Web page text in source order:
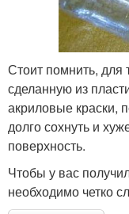
Стоит помнить, для
сделанную из
акриловые краски,
долго сохнуть и
поверхность.
Чтобы у вас
необходимо четко